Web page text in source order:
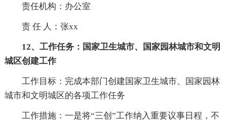
责任机构：办公室
责 任 人：张xx
12、工作任务：国家卫生城市、国家园林城市和文明
城区创建工作
工作目标：完成本部门创建国家卫生城市、国家园林
城市和文明城区的各项工作任务
工作措施：一是将“三创”工作纳入重要议事日程，不